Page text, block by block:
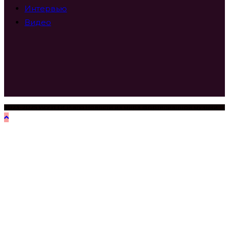
Интервью
Видео
2023-2025 World Of Piano Новости из мира фортепианной музыки